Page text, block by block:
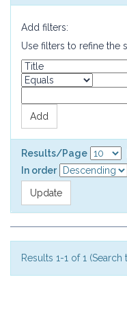
Add filters:
Use filters to refine the
Results/Page
In order
Results 1-1 of 1